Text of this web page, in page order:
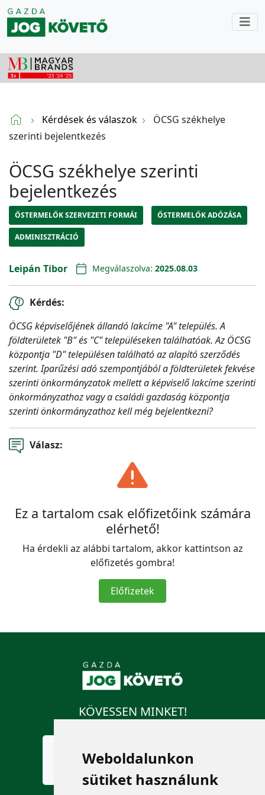
Weboldalunkon
sütiket használunk
Kérdések és válaszok
ÖCSG székhelye
szerinti bejelentkezés
ÖCSG székhelye szerinti
bejelentkezés
ŐSTERMELŐK SZERVEZETI FORMÁI ŐSTERMELŐK ADÓZÁSA
ADMINISZTRÁCIÓ
Leipán Tibor Megválaszolva: 2025.08.03
Kérdés:
ÖCSG képviselőjének állandó lakcíme "A" település. A
földterületek "B" és "C" településeken találhatóak. Az ÖCSG
központja "D" településen található az alapító szerződés
szerint. Iparűzési adó szempontjából a földterületek fekvése
szerinti önkormányzatok mellett a képviselő lakcíme szerinti
önkormányzathoz vagy a családi gazdaság központja
szerinti önkormányzathoz kell még bejelentkezni?
Válasz:
Ez a tartalom csak előfizetőink számára
elérhető!
Ha érdekli az alábbi tartalom, akkor kattintson az
előfizetés gombra!
Előfizetek
KÖVESSEN MINKET!